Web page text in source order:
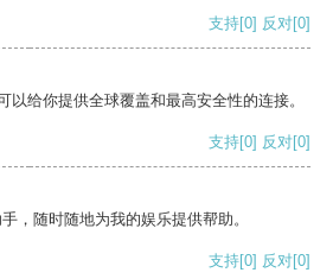
支持[0] 反对[0]
以给你提供全球覆盖和最高安全性的连接。
支持[0] 反对[0]
，随时随地为我的娱乐提供帮助。
支持[0] 反对[0]